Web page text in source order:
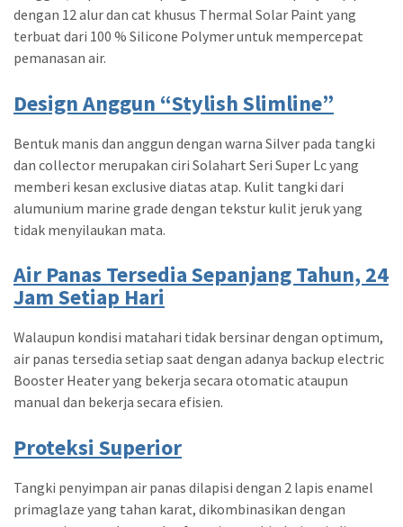
dengan 12 alur dan cat khusus Thermal Solar Paint yang
terbuat dari 100 % Silicone Polymer untuk mempercepat
pemanasan air.
Design Anggun “Stylish Slimline”
Bentuk manis dan anggun dengan warna Silver pada tangki
dan collector merupakan ciri Solahart Seri Super Lc yang
memberi kesan exclusive diatas atap. Kulit tangki dari
alumunium marine grade dengan tekstur kulit jeruk yang
tidak menyilaukan mata.
Air Panas Tersedia Sepanjang Tahun, 24
Jam Setiap Hari
Walaupun kondisi matahari tidak bersinar dengan optimum,
air panas tersedia setiap saat dengan adanya backup electric
Booster Heater yang bekerja secara otomatic ataupun
manual dan bekerja secara efisien.
Proteksi Superior
Tangki penyimpan air panas dilapisi dengan 2 lapis enamel
primaglaze yang tahan karat, dikombinasikan dengan